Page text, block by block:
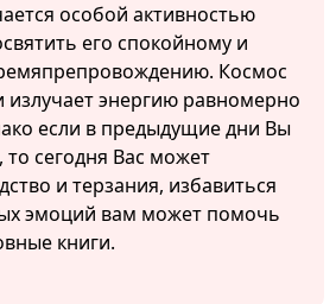
особой активностью
его спокойному и
Космос
излучает энергию равномерно
если в предыдущие дни Вы
сегодня Вас может
и терзания, избавиться
эмоций вам может помочь
книги.